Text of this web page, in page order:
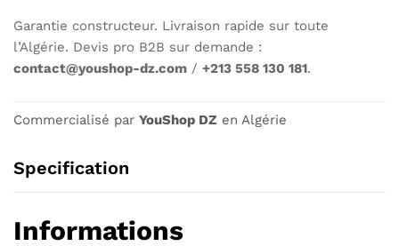
Garantie constructeur. Livraison rapide sur toute
l’Algérie. Devis pro B2B sur demande :
contact@youshop-dz.com / +213 558 130 181.
Commercialisé par YouShop DZ en Algérie
Specification
Informations